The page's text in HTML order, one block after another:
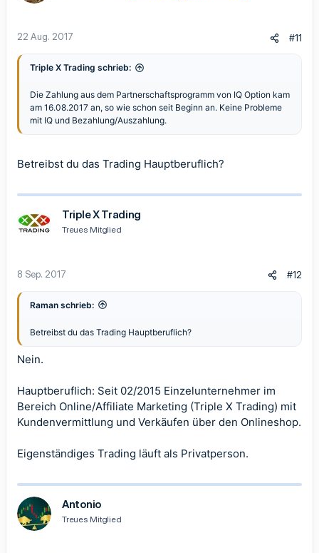
22 Aug. 2017 #11
Triple X Trading schrieb:
Die Zahlung aus dem Partnerschaftsprogramm von IQ Option kam
am 16.08.2017 an, so wie schon seit Beginn an. Keine Probleme
mit IQ und Bezahlung/Auszahlung.
Betreibst du das Trading Hauptberuflich?
Triple X Trading
Treues Mitglied
8 Sep. 2017 #12
Raman schrieb:
Betreibst du das Trading Hauptberuflich?
Nein.
Hauptberuflich: Seit 02/2015 Einzelunternehmer im
Bereich Online/Affiliate Marketing (Triple X Trading) mit
Kundenvermittlung und Verkäufen über den Onlineshop.
Eigenständiges Trading läuft als Privatperson.
Antonio
Treues Mitglied